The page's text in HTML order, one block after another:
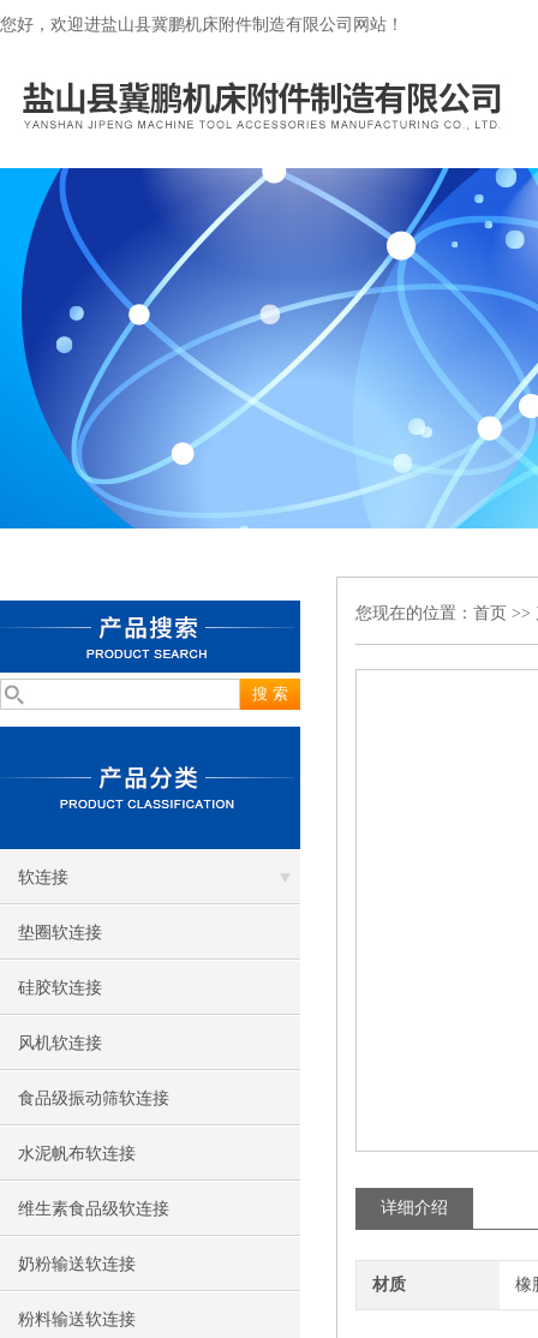
您好，欢迎进盐山县冀鹏机床附件制造有限公司网站！
软连接
垫圈软连接
硅胶软连接
风机软连接
食品级振动筛软连接
水泥帆布软连接
维生素食品级软连接
奶粉输送软连接
粉料输送软连接
您现在的位置： 首页 >>
详细介绍
材质 橡